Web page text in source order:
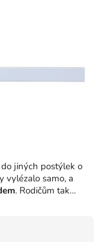
jiných postýlek o
vylézalo samo, a
. Rodičům tak